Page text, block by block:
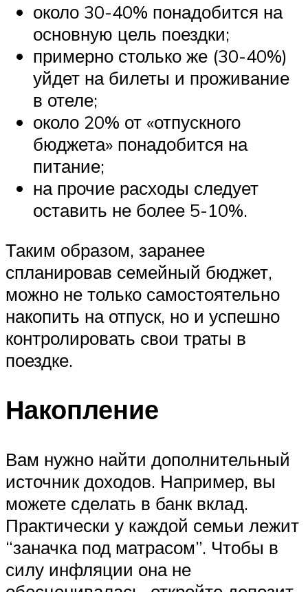
около 30-40% понадобится на
основную цель поездки;
примерно столько же (30-40%)
уйдет на билеты и проживание
в отеле;
около 20% от «отпускного
бюджета» понадобится на
питание;
на прочие расходы следует
оставить не более 5-10%.
Таким образом, заранее
спланировав семейный бюджет,
можно не только самостоятельно
накопить на отпуск, но и успешно
контролировать свои траты в
поездке.
Накопление
Вам нужно найти дополнительный
источник доходов. Например, вы
можете сделать в банк вклад.
Практически у каждой семьи лежит
“заначка под матрасом”. Чтобы в
силу инфляции она не